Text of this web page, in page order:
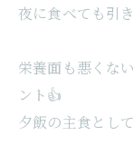
夜に食べても引
栄養面も悪くな
ント👍
夕飯の主食とし